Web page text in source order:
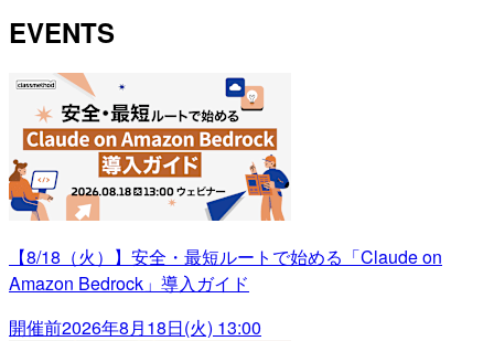
EVENTS
【8/18（火）】安全・最短ルートで始める「Claude on
Amazon Bedrock」導入ガイド
開催前2026年8月18日(火) 13:00